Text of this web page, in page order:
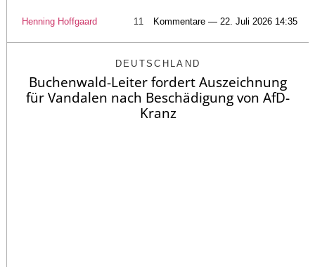
Henning Hoffgaard 11 Kommentare — 22. Juli 2026 14:35
DEUTSCHLAND
Buchenwald-Leiter fordert Auszeichnung
für Vandalen nach Beschädigung von AfD-
Kranz